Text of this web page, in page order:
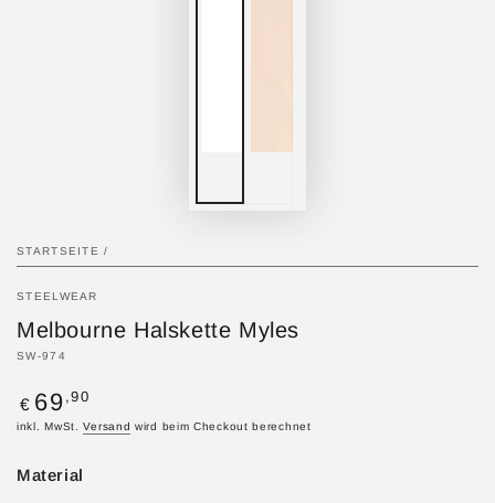
STARTSEITE /
STEELWEAR
Melbourne Halskette Myles
SW-974
Regulärer
Preis
€ 69 ,90
inkl. MwSt.Versand wird beim Checkout berechnet
Material